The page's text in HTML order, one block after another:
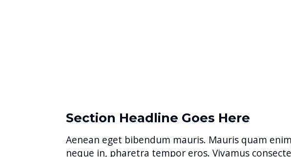
Section Headline Goes Here
Aenean eget bibendum mauris. Mauris quam
neque in, pharetra tempor eros. Vivamus